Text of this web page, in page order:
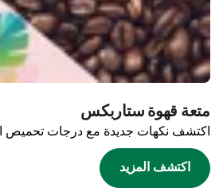
متعة قهوة ستاربكس
اكتشف نكهات جديدة مع درجات تحميص
اكتشف المزيد